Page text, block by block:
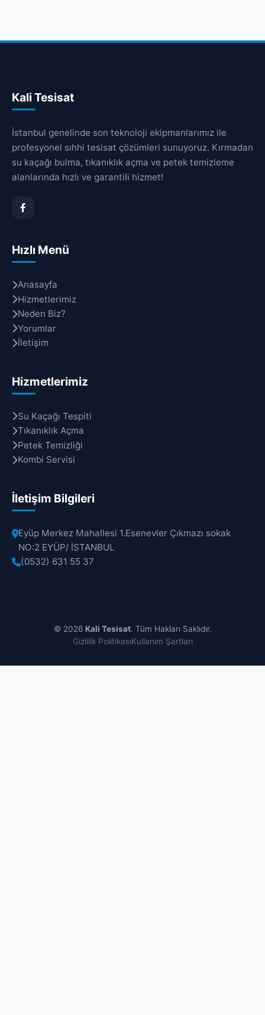
Kali Tesisat
İstanbul genelinde son teknoloji ekipmanlarımız ile
profesyonel sıhhi tesisat çözümleri sunuyoruz. Kırmadan
su kaçağı bulma, tıkanıklık açma ve petek temizleme
alanlarında hızlı ve garantili hizmet!
Hızlı Menü
Anasayfa
Hizmetlerimiz
Neden Biz?
Yorumlar
İletişim
Hizmetlerimiz
Su Kaçağı Tespiti
Tıkanıklık Açma
Petek Temizliği
Kombi Servisi
İletişim Bilgileri
Eyüp Merkez Mahallesi 1.Esenevler Çıkmazı sokak
NO:2 EYÜP/ İSTANBUL
(0532) 631 55 37
© 2026 Kali Tesisat. Tüm Hakları Saklıdır.
Gizlilik PolitikasıKullanım Şartları